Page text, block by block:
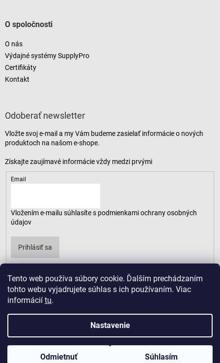
Tento web používa súbory cookie. Ďalším prechádzaním
tohto webu vyjadrujete súhlas s ich používaním. Viac
informácií tu.
Nastavenie
Odmietnuť Súhlasím
O spoločnosti
O nás
Výdajné systémy SupplyPro
Certifikáty
Kontakt
Odoberať newsletter
Vložte svoj e-mail a my Vám budeme zasielať informácie o nových
produktoch na našom e-shope.
Email
Vložením e-mailu súhlasíte s podmienkami ochrany osobných
údajov
Prihlásiť sa
Copyright 2026 . Všetky práva vyhradené.